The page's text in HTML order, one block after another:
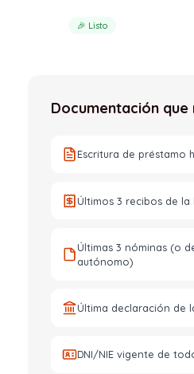
🎉 Listo
Documentación
Escritura de préstamo
Últimos 3 recibos de la
Últimas 3 nóminas (o
autónomo)
Última declaración de
DNI/NIE vigente de